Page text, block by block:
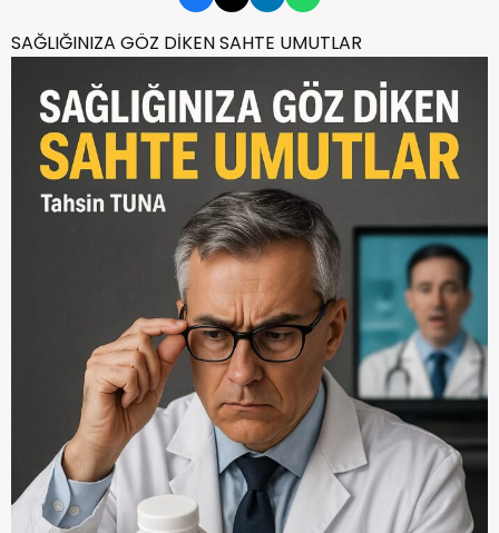
SAĞLIĞINIZA GÖZ DİKEN SAHTE UMUTLAR